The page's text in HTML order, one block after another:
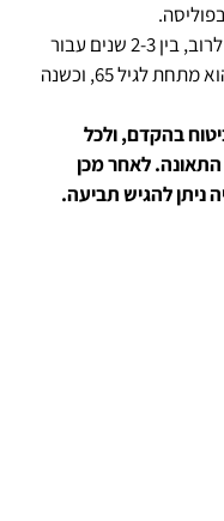
התקופה המירבית לתשלום נעה לרוב, בין 2-3 שנים עבור
מבוטחים שגילם בעת התאונה הוא מתחת לגיל 65, וכשנה
בהקדם, ולכל
שנים ממועד התאונה. לאחר מכן
ניתן להגיש תביעה.